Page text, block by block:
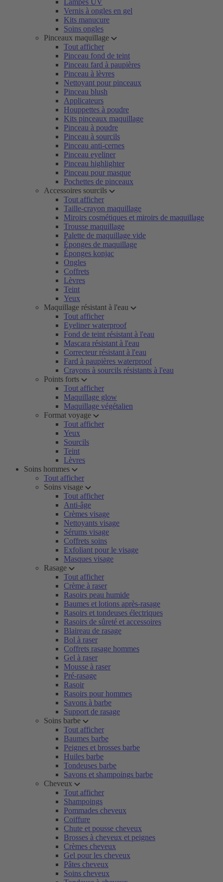
Lampes UV
Vernis à ongles en gel
Kits manucure
Soins ongles
Pinceaux maquillage
Tout afficher
Pinceau fond de teint
Pinceau fard à paupières
Pinceau à lèvres
Nettoyant pour pinceaux
Pinceau blush
Applicateurs
Houppettes à poudre
Kits pinceaux maquillage
Pinceau à poudre
Pinceau à sourcils
Pinceau anti-cernes
Pinceau eyeliner
Pinceau highlighter
Pinceau pour masque
Pochettes de pinceaux
Accessoires sourcils
Tout afficher
Taille-crayon maquillage
Miroirs cosmétiques et miroirs de maquillage
Trousse maquillage
Palette de maquillage vide
Éponges de maquillage
Éponges konjac
Ongles
Coffrets
Lèvres
Teint
Yeux
Maquillage résistant à l'eau
Tout afficher
Eyeliner waterproof
Fond de teint résistant à l'eau
Mascara résistant à l'eau
Correcteur résistant à l'eau
Fard à paupières waterproof
Crayons à sourcils résistants à l'eau
Points forts
Tout afficher
Maquillage glow
Maquillage végétalien
Format voyage
Tout afficher
Yeux
Sourcils
Teint
Lèvres
Soins hommes
Tout afficher
Soins visage
Tout afficher
Anti-âge
Crèmes visage
Nettoyants visage
Sérums visage
Coffrets soins
Exfoliant pour le visage
Masques visage
Rasage
Tout afficher
Crème à raser
Rasoirs peau humide
Baumes et lotions après-rasage
Rasoirs et tondeuses électriques
Rasoirs de sûreté et accessoires
Blaireau de rasage
Bol à raser
Coffrets rasage hommes
Gel à raser
Mousse à raser
Pré-rasage
Rasoir
Rasoirs pour hommes
Savons à barbe
Support de rasage
Soins barbe
Tout afficher
Baumes barbe
Peignes et brosses barbe
Huiles barbe
Tondeuses barbe
Savons et shampoings barbe
Cheveux
Tout afficher
Shampoings
Pommades cheveux
Coiffure
Chute et pousse cheveux
Brosses à cheveux et peignes
Crèmes cheveux
Gel pour les cheveux
Pâtes cheveux
Soins cheveux